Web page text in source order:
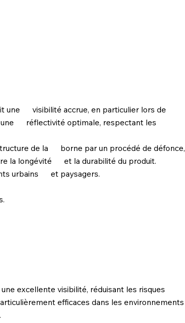
une visibilité accrue, en particulier lors de
une réflectivité optimale, respectant les
de la borne par un procédé de défonce,
la longévité et la durabilité du produit.
urbains et paysagers.
excellente visibilité, réduisant les risques
efficaces dans les environnements